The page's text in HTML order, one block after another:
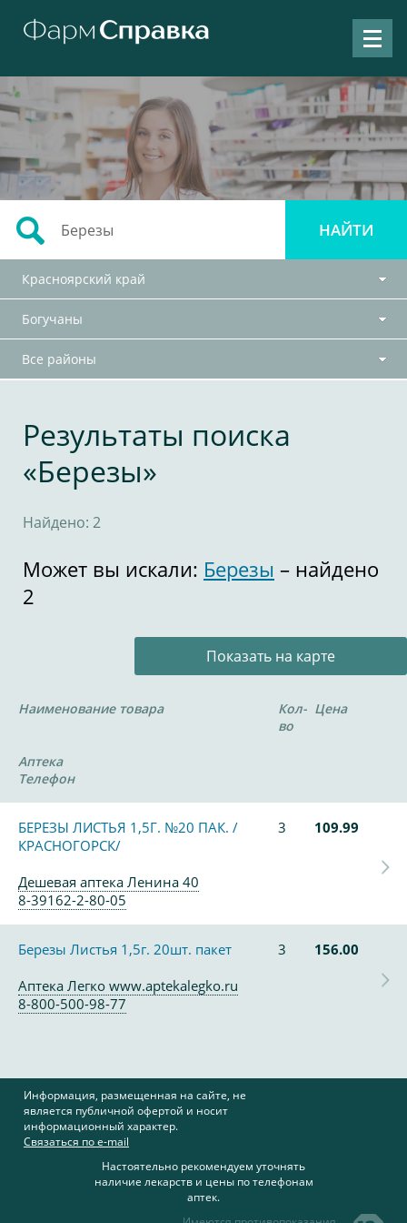
Красноярский край
Богучаны
Все районы
Результаты поиска
«Березы»
Найдено: 2
Может вы искали: Березы – найдено
2
Показать на карте
Наименование товара
Кол-
во
Цена
Аптека
Телефон
БЕРЕЗЫ ЛИСТЬЯ 1,5Г. №20 ПАК. /
КРАСНОГОРСК/
3 109.99
Дешевая аптека Ленина 40
8-39162-2-80-05
Березы Листья 1,5г. 20шт. пакет 3
156.00
Аптека Легко www.aptekalegko.ru
8-800-500-98-77
Информация, размещенная на сайте, не
является публичной офертой и носит
информационный характер.
Связаться по e-mail
Настоятельно рекомендуем уточнять
наличие лекарств и цены по телефонам
аптек.